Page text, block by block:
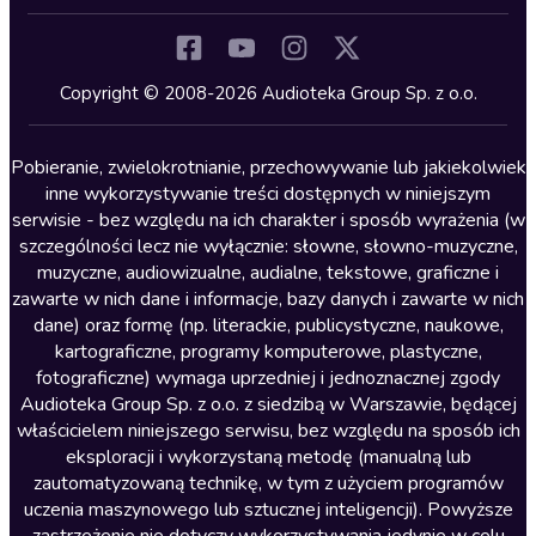
Kryminały
Lektury szkolne
Literatura anglojęzyczna
Literatura faktu
Literatura obyczajowa
Literatura piękna obca
Literatura piękna polska
Nagrania relaksacyjne
Nauka języków
Nauki humanistyczne
Podcasty i audycje
Copyright © 2008-2026 Audioteka Group Sp. z o.o.
Pobieranie, zwielokrotnianie, przechowywanie lub jakiekolwiek
inne wykorzystywanie treści dostępnych w niniejszym
serwisie - bez względu na ich charakter i sposób wyrażenia (w
szczególności lecz nie wyłącznie: słowne, słowno-muzyczne,
muzyczne, audiowizualne, audialne, tekstowe, graficzne i
zawarte w nich dane i informacje, bazy danych i zawarte w nich
dane) oraz formę (np. literackie, publicystyczne, naukowe,
kartograficzne, programy komputerowe, plastyczne,
fotograficzne) wymaga uprzedniej i jednoznacznej zgody
Audioteka Group Sp. z o.o. z siedzibą w Warszawie, będącej
właścicielem niniejszego serwisu, bez względu na sposób ich
eksploracji i wykorzystaną metodę (manualną lub
zautomatyzowaną technikę, w tym z użyciem programów
uczenia maszynowego lub sztucznej inteligencji). Powyższe